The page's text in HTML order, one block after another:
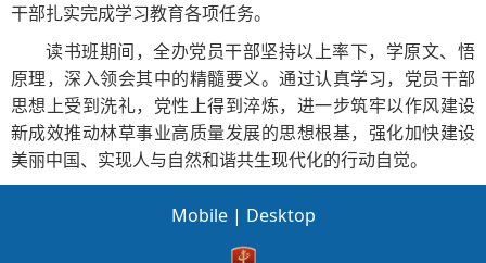
干部扎实完成学习教育各项任务。
读书班期间，全办党员干部坚持以上率下，学原文、悟
原理，深入领会其中的精髓要义。通过认真学习， 党员干部
思想上受到洗礼，党性上得到淬炼，进一步筑牢以作风建设
新成效推动林草事业高质量发展的思想根基，强化加快建设
美丽中国、实现人与自然和谐共生现代化的行动自觉。
Mobile | Desktop